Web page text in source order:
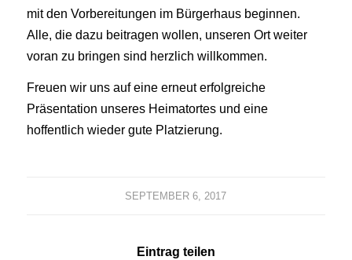
mit den Vorbereitungen im Bürgerhaus beginnen.
Alle, die dazu beitragen wollen, unseren Ort weiter
voran zu bringen sind herzlich willkommen.
Freuen wir uns auf eine erneut erfolgreiche
Präsentation unseres Heimatortes und eine
hoffentlich wieder gute Platzierung.
SEPTEMBER 6, 2017
Eintrag teilen